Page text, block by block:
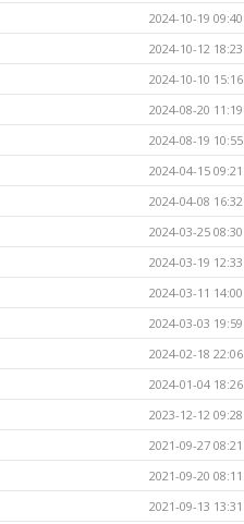
2024-10-19 09:40
2024-10-12 18:23
2024-10-10 15:16
2024-08-20 11:19
2024-08-19 10:55
2024-04-15 09:21
2024-04-08 16:32
2024-03-25 08:30
2024-03-19 12:33
2024-03-11 14:00
2024-03-03 19:59
2024-02-18 22:06
2024-01-04 18:26
2023-12-12 09:28
2021-09-27 08:21
2021-09-20 08:11
2021-09-13 13:31